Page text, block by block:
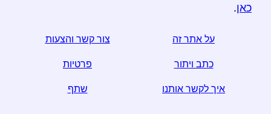
כאן.
על אתר זה צור קשר והצעות
כתב ויתור פרטיות
איך לקשר אותנו שתף